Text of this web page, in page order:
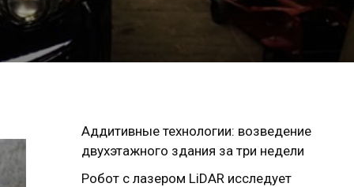
Аддитивные технологии: возведение
двухэтажного здания за три недели
Робот с лазером LiDAR исследует